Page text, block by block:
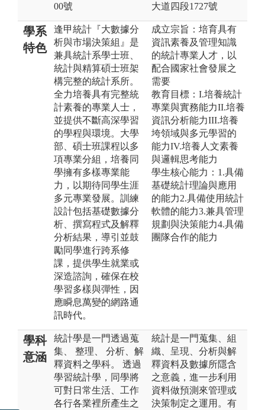
00號
大道四段1727號
學系
特色
逢甲統計『大數據分
析與市場決策組』是
兼具統計系學士班、
統計與精算碩士班架
構完整的統計系所。
全力培養具有完整統
計素養的專業人士，
並提供不斷高深學習
的學程與環境。大學
部、碩士班課程以多
項專業分組，培養同
學擁有多樣專業能
力，以期待同學生涯
多元專業發展。訓練
設計包括基礎數據分
析、撰寫程式及解釋
分析結果，導引並鼓
勵同學進行跨系修
課，提供學生就業或
深造諮詢，確保在校
學習多樣與彈性，因
應瞬息萬變的網路通
訊時代。
成立宗旨：培育具有
資訊素養及管理知識
的統計專業人才，以
配合國家社會發展之
需要
教育目標：I.培養統計
專業與實務能力II.培養
資訊分析能力III.培養
垮領域與多元學習的
能力IV.培養人文素養
與邏輯思考能力
學生核心能力：1.具備
基礎統計理論與應用
的能力2.具備使用統計
軟體的能力3.兼具管理
規劃與決策能力4.具備
團隊合作的能力
學科
意涵
統計學是一門透過蒐
集、 整理、 分析、解
釋資料之學科。 透過
學習統計學，同學將
可對日常生活、工作
各行各業裡所產生之
統計是一門蒐集、組
織、呈現、分析與解
釋資料及數據所隱含
之意義，進一步利用
資料做預測來管理或
決策制定之運用。有